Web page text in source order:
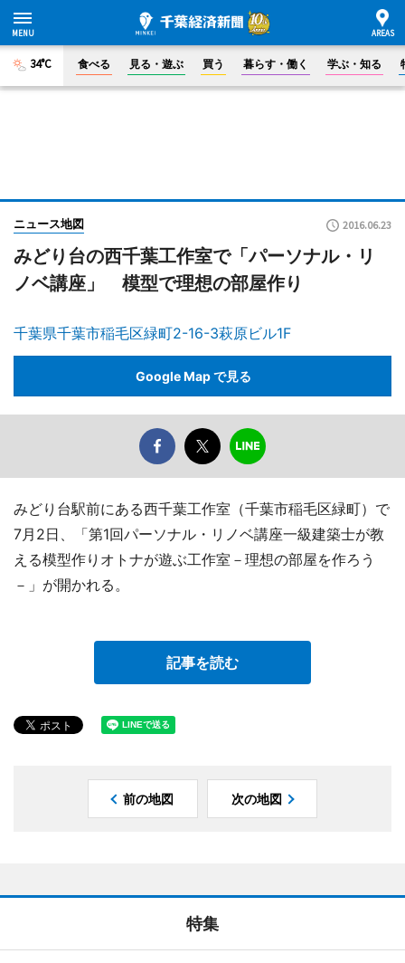
34°C 食べる 見る・遊ぶ 買う 暮らす・働く 学ぶ・知る
ニュース地図 2016.06.23
みどり台の西千葉工作室で「パーソナル・リ
ノベ講座」 模型で理想の部屋作り
千葉県千葉市稲毛区緑町2-16-3萩原ビル1F
Google Map で見る
みどり台駅前にある西千葉工作室（千葉市稲毛区緑町）で
7月2日、「第1回パーソナル・リノベ講座一級建築士が教
える模型作りオトナが遊ぶ工作室－理想の部屋を作ろう
－」が開かれる。
記事を読む
前の地図 次の地図
特集